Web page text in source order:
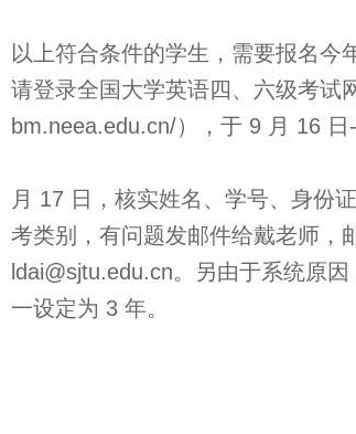
以上符合条件的学生，需要报名今
请登录全国大学英语四、六级考试
bm.neea.edu.cn/），于 9 月 16 日
月 17 日，核实姓名、学号、身份
考类别，有问题发邮件给戴老师，
ldai@sjtu.edu.cn。另由于系统原
一设定为 3 年。